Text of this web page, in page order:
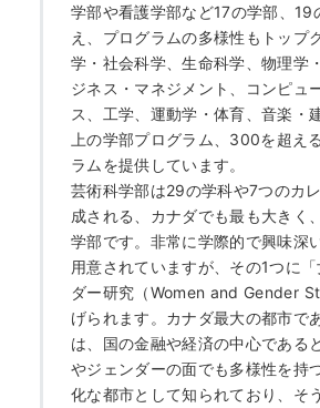
学部や看護学部など17の学部、19
え、プログラムの多様性もトップ
学・社会科学、生命科学、物理学
ジネス・マネジメント、コンピュ
ス、工学、運動学・体育、音楽・
上の学部プログラム、300を超え
ラムを提供しています。
芸術科学部は29の学科や7つのカ
成される、カナダでも最も大きく
学部です。非常に学際的で興味深
用意されていますが、その1つに
ダー研究（Women and Gender
げられます。カナダ最大の都市で
は、国の金融や経済の中心である
やジェンダーの面でも多様性を持
化な都市として知られており、そ